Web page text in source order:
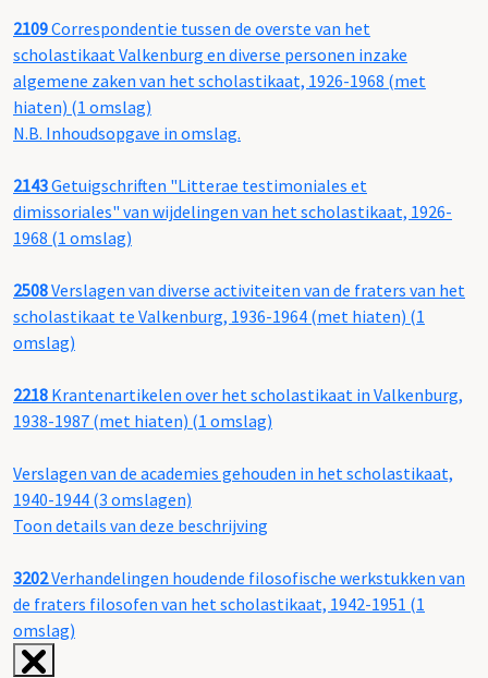
2109Correspondentie tussen de overste van het
scholastikaat Valkenburg en diverse personen inzake
algemene zaken van het scholastikaat, 1926-1968 (met
hiaten) (1 omslag)
N.B. Inhoudsopgave in omslag.
2143Getuigschriften "Litterae testimoniales et
dimissoriales" van wijdelingen van het scholastikaat, 1926-
1968 (1 omslag)
2508Verslagen van diverse activiteiten van de fraters van het
scholastikaat te Valkenburg, 1936-1964 (met hiaten) (1
omslag)
2218 Krantenartikelen over het scholastikaat in Valkenburg,
1938-1987 (met hiaten) (1 omslag)
Verslagen van de academies gehouden in het scholastikaat,
1940-1944 (3 omslagen)
Toon details van deze beschrijving
3202Verhandelingen houdende filosofische werkstukken van
de fraters filosofen van het scholastikaat, 1942-1951 (1
omslag)